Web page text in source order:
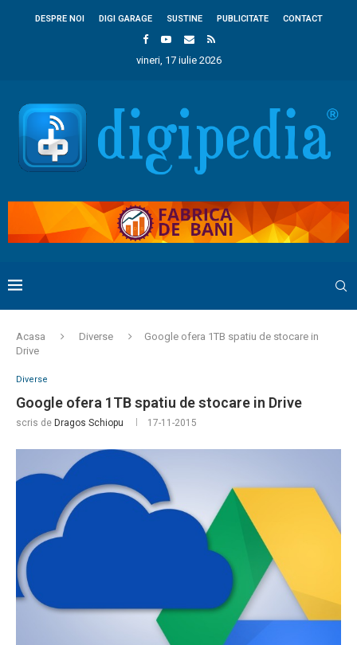
DESPRE NOI DIGI GARAGE SUSTINE PUBLICITATE CONTACT
vineri, 17 iulie 2026
Acasa Diverse
Google ofera 1TB spatiu de stocare in
Drive
Diverse
Google ofera 1TB spatiu de stocare in Drive
scris de Dragos Schiopu 17-11-2015